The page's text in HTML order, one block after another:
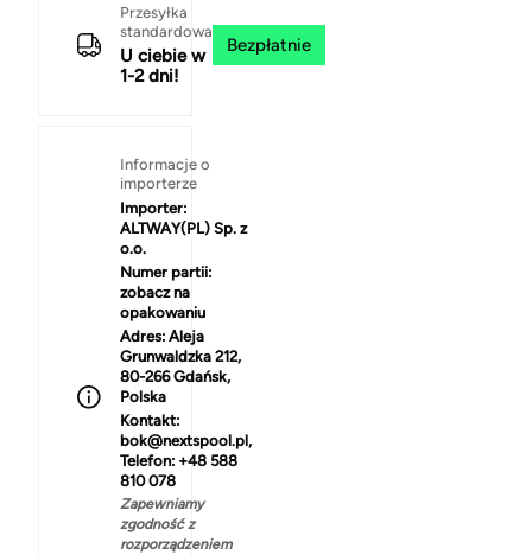
Przesyłka
standardowa
U ciebie w
1-2 dni!
Bezpłatnie
Informacje o
importerze
Importer:
ALTWAY(PL) Sp. z
o.o.
Numer partii:
zobacz na
opakowaniu
Adres: Aleja
Grunwaldzka 212,
80-266 Gdańsk,
Polska
Kontakt:
bok@nextspool.pl,
Telefon: +48 588
810 078
Zapewniamy
zgodność z
rozporządzeniem